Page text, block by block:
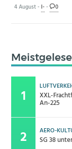
4 August - I-- 0
XXL-
An-225
AERO-
SG 38